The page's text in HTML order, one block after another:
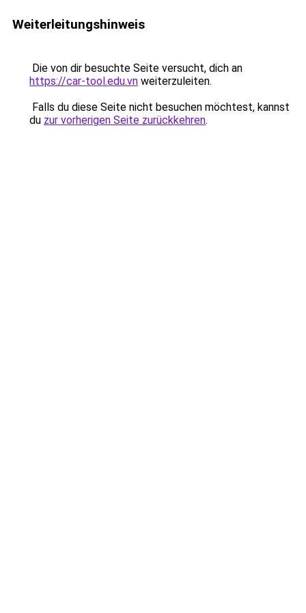
Weiterleitungshinweis
Die von dir besuchte Seite versucht, dich an
https://car-tool.edu.vn weiterzuleiten.
Falls du diese Seite nicht besuchen möchtest, kannst
du zur vorherigen Seite zurückkehren.